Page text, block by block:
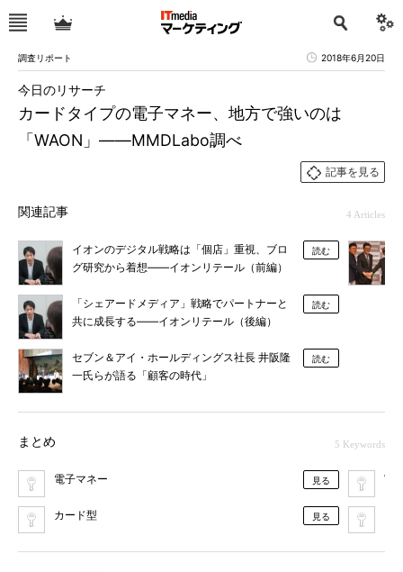
調査リポート 2018年6月20日
カードタイプの電子マネー、地方で強いのは
「WAON」――MMDLabo調べ
今日のリサーチ
記事を見る
関連記事 4 Articles
イオンのデジタル戦略は「個店」重視、ブロ
グ研究から着想――イオンリテール（前編）
読む
「シェアードメディア」戦略でパートナーと
共に成長する――イオンリテール（後編）
読む
セブン＆アイ・ホールディングス社長 井阪隆
一氏らが語る「顧客の時代」
読む
まとめ 5 Keywords
電子マネー 見る
カード型 見る